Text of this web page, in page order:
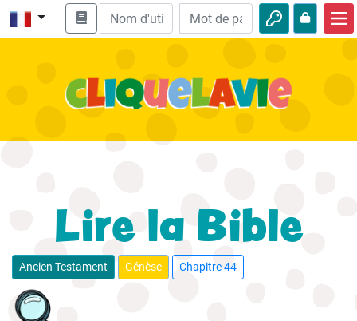
Enseignement biblique
Aventures
Loisirs
Lire la Bible
Ancien Testament Génèse Chapitre 44